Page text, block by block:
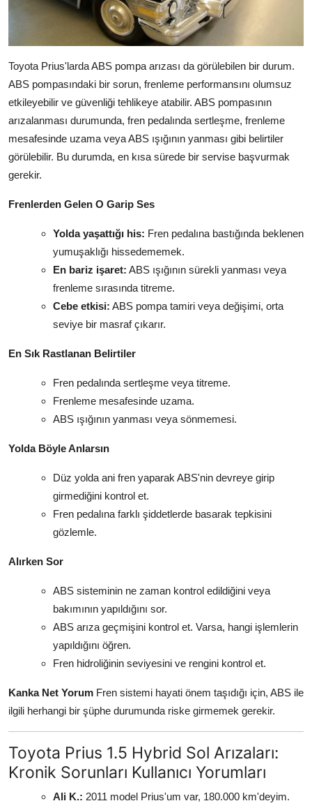
Toyota Prius'larda ABS pompa arızası da görülebilen bir durum.
ABS pompasındaki bir sorun, frenleme performansını olumsuz
etkileyebilir ve güvenliği tehlikeye atabilir. ABS pompasının
arızalanması durumunda, fren pedalında sertleşme, frenleme
mesafesinde uzama veya ABS ışığının yanması gibi belirtiler
görülebilir. Bu durumda, en kısa sürede bir servise başvurmak
gerekir.
Frenlerden Gelen O Garip Ses
Yolda yaşattığı his: Fren pedalına bastığında beklenen
yumuşaklığı hissedememek.
En bariz işaret: ABS ışığının sürekli yanması veya
frenleme sırasında titreme.
Cebe etkisi: ABS pompa tamiri veya değişimi, orta
seviye bir masraf çıkarır.
En Sık Rastlanan Belirtiler
Fren pedalında sertleşme veya titreme.
Frenleme mesafesinde uzama.
ABS ışığının yanması veya sönmemesi.
Yolda Böyle Anlarsın
Düz yolda ani fren yaparak ABS'nin devreye girip
girmediğini kontrol et.
Fren pedalına farklı şiddetlerde basarak tepkisini
gözlemle.
Alırken Sor
ABS sisteminin ne zaman kontrol edildiğini veya
bakımının yapıldığını sor.
ABS arıza geçmişini kontrol et. Varsa, hangi işlemlerin
yapıldığını öğren.
Fren hidroliğinin seviyesini ve rengini kontrol et.
Kanka Net Yorum Fren sistemi hayati önem taşıdığı için, ABS ile
ilgili herhangi bir şüphe durumunda riske girmemek gerekir.
Toyota Prius 1.5 Hybrid Sol Arızaları:
Kronik Sorunları Kullanıcı Yorumları
Ali K.: 2011 model Prius'um var, 180.000 km'deyim.